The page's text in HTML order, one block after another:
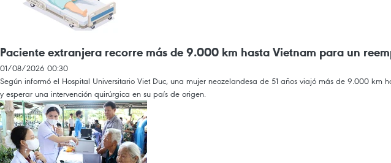
Paciente extranjera recorre más de 9.000 km hasta Vietnam para un
01/08/2026 00:30
Según informó el Hospital Universitario Viet Duc, una mujer neozelandesa de 51 años viajó más de 9.000
y esperar una intervención quirúrgica en su país de origen.